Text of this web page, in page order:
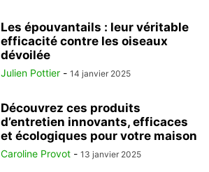
Les épouvantails : leur véritable
efficacité contre les oiseaux
dévoilée
Julien Pottier - 14 janvier 2025
Découvrez ces produits
d’entretien innovants, efficaces
et écologiques pour votre maison
Caroline Provot - 13 janvier 2025